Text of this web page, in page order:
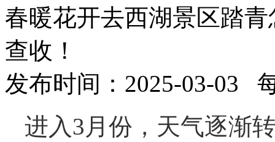
春暖花开去西湖景区踏
查收！
发布时间：2025-03-03
进入3月份，天气逐渐